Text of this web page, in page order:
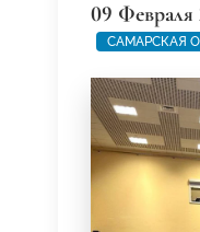
09 Февраля
САМАРСКАЯ